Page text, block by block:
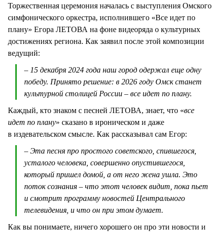
Торжественная церемония началась с выступления Омского
симфонического оркестра, исполнившего «Все идет по
плану» Егора ЛЕТОВА на фоне видеоряда о культурных
достижениях региона. Как заявил после этой композиции
ведущий:
– 15 декабря 2024 года наш город одержал еще одну
победу. Принято решение: в 2026 году Омск станет
культурной столицей России – все идет по плану.
Каждый, кто знаком с песней ЛЕТОВА, знает, что «все
идет по плану» сказано в ироническом и даже
в издевательском смысле. Как рассказывал сам Егор:
– Эта песня про простого советского, спившегося,
усталого человека, совершенно опустившегося,
который пришел домой, а от него жена ушла. Это
поток сознания – что этот человек видит, пока пьет
и смотрит программу новостей Центрального
телевидения, и что он при этом думает.
Как вы понимаете, ничего хорошего он про эти новости и